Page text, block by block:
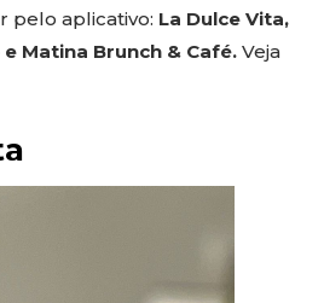
pelo aplicativo: La Dulce Vita,
Matina Brunch & Café. Veja